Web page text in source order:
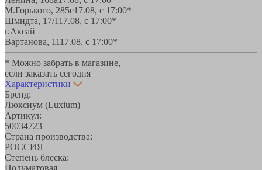
М.Горького, 285е17.08, с 17:00*
Шмидта, 17/117.08, с 17:00*
г.Аксай
Вартанова, 1117.08, с 17:00*
* Можно забрать в магазине,
если заказать сегодня
Характеристики
Бренд:
Люксиум (Luxium)
Артикул:
50034723
Страна производства:
РОССИЯ
Степень блеска:
Полуматовая